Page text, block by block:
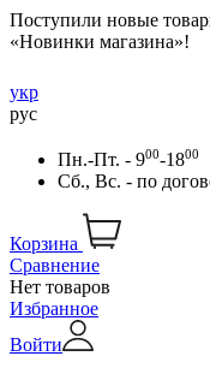
Поступили новые
«Новинки магазина»!
укр
рус
Пн.-Пт. - 900-1800
Сб., Вс. - по
Корзина
Сравнение
Нет товаров
Избранное
Войти